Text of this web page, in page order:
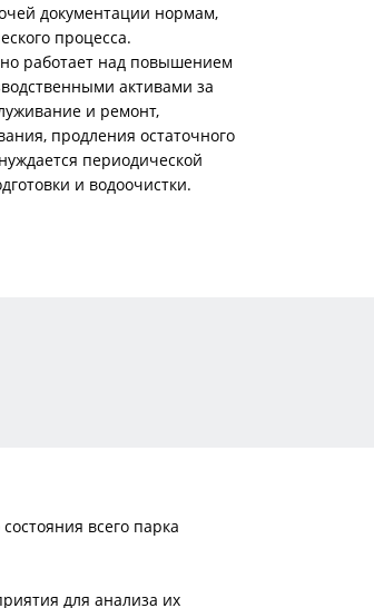
документации нормам,
процесса.
работает над повышением
активами за
и ремонт,
продления остаточного
периодической
и водоочистки.
всего парка
для анализа их